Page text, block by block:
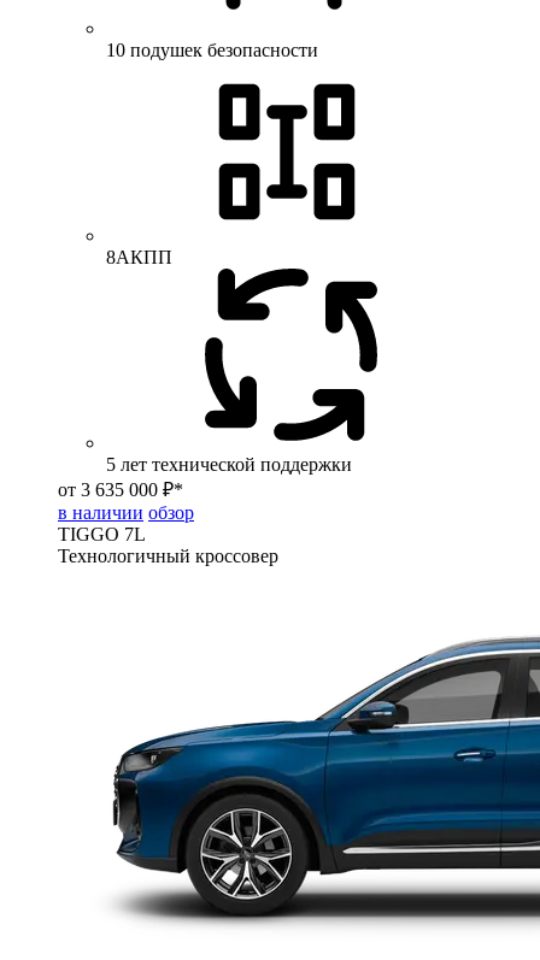
10 подушек безопасности
8АКПП
5 лет технической поддержки
от 3 635 000 ₽*
в наличии обзор
TIGGO 7L
Технологичный кроссовер